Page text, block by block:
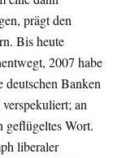
prägt den
Bis heute
2007 habe
Banken
an
geflügeltes Wort.
liberaler